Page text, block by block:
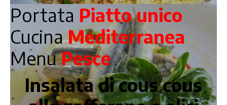
Portata Piatto unico
CucinaMediterranea
MenuPesce
Insalata di cous cous